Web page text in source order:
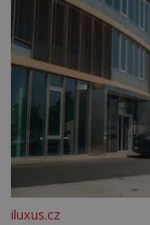
iluxus.cz